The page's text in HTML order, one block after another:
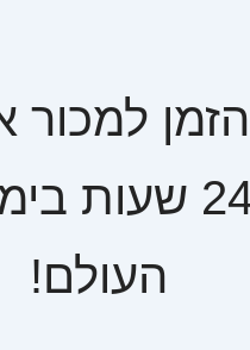
למכור
שלך 24
העולם!